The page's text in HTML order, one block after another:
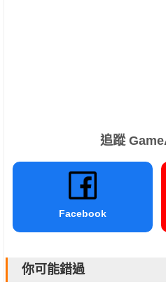
追蹤
Facebook
你可能錯過